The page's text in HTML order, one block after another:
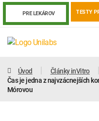
PRE LEKÁROV TESTY
Úvod Články inVitro
Čas je jedna z najvzácnejších
Mórovou